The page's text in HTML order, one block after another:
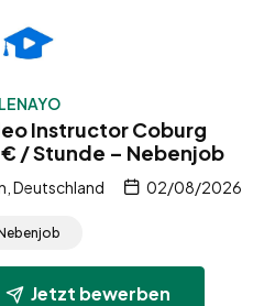
LENAYO
Instructor Coburg
/ Stunde – Nebenjob
Deutschland 02/08/2026
Jetzt bewerben